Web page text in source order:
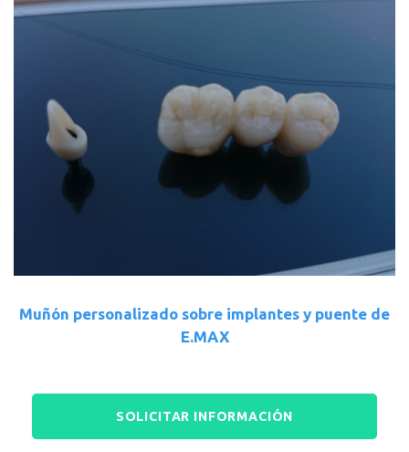
Muñón personalizado sobre implantes y puente de
E.MAX
SOLICITAR INFORMACIÓN